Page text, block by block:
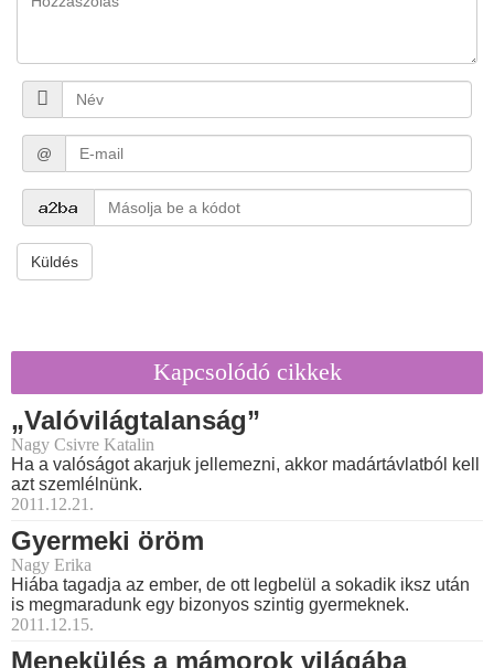
@
Küldés
Kapcsolódó cikkek
„Valóvilágtalanság”
Nagy Csivre Katalin
Ha a valóságot akarjuk jellemezni, akkor madártávlatból kell
azt szemlélnünk.
2011.12.21.
Gyermeki öröm
Nagy Erika
Hiába tagadja az ember, de ott legbelül a sokadik iksz után
is megmaradunk egy bizonyos szintig gyermeknek.
2011.12.15.
Menekülés a mámorok világába